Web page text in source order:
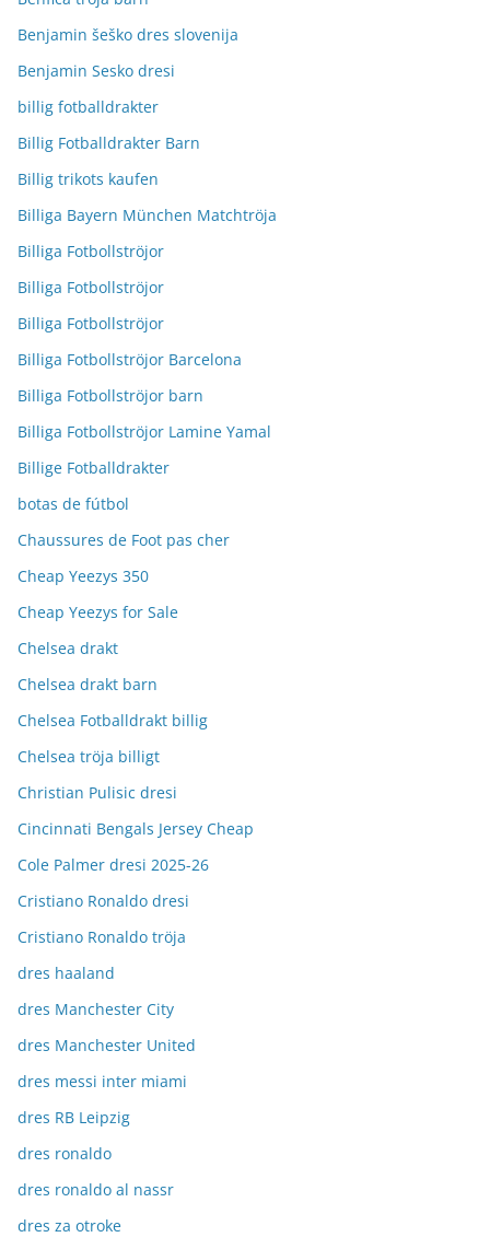
Benjamin šeško dres slovenija
Benjamin Sesko dresi
billig fotballdrakter
Billig Fotballdrakter Barn
Billig trikots kaufen
Billiga Bayern München Matchtröja
Billiga Fotbollströjor
Billiga Fotbollströjor
Billiga Fotbollströjor
Billiga Fotbollströjor Barcelona
Billiga Fotbollströjor barn
Billiga Fotbollströjor Lamine Yamal
Billige Fotballdrakter
botas de fútbol
Chaussures de Foot pas cher
Cheap Yeezys 350
Cheap Yeezys for Sale
Chelsea drakt
Chelsea drakt barn
Chelsea Fotballdrakt billig
Chelsea tröja billigt
Christian Pulisic dresi
Cincinnati Bengals Jersey Cheap
Cole Palmer dresi 2025-26
Cristiano Ronaldo dresi
Cristiano Ronaldo tröja
dres haaland
dres Manchester City
dres Manchester United
dres messi inter miami
dres RB Leipzig
dres ronaldo
dres ronaldo al nassr
dres za otroke